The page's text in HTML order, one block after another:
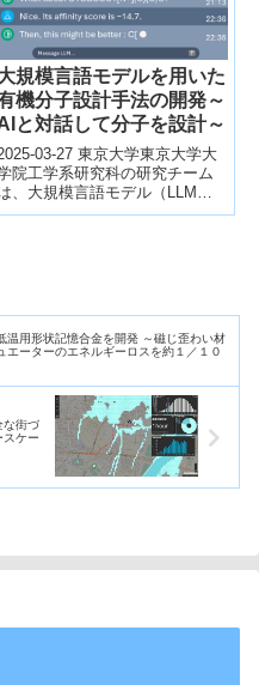
規模言語モデルを用いた
機分子設計手法の開発～
と対話して分子を設計～
03-27 東京大学​東京大学大
院工学系研究科の研究チーム
、大規模言語モデル（LLM）
活用した有機分子設計手法を
...
温用形状記憶合金を開発 ～磁じ歪わい材
エーターのエネルギーロスを約１／１０
な街づ
スケー